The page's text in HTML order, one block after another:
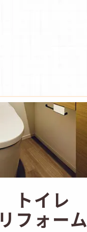
トイレ
リフォーム